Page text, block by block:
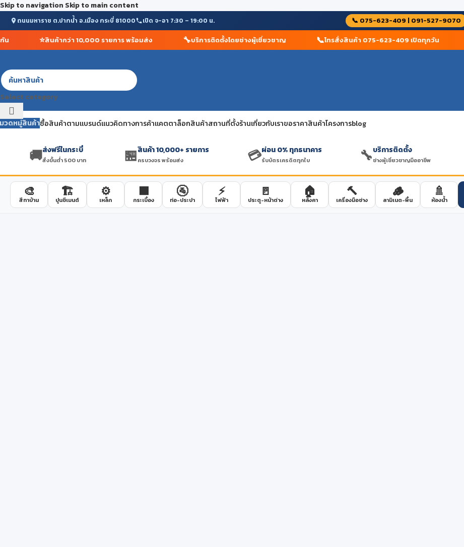
Skip to navigation Skip to main content
ถนนมหาราช ต.ปากน้ำ อ.เมือง กระบี่ 81000 เปิด จ-อา 7:30 – 19:00 น. 📞 075-623-409 | 091-527-9070
สินค้ากว่า 10,000 รายการ พร้อมส่ง บริการติดตั้งโดยช่างผู้เชี่ยวชาญ โทรสั่งสินค้า 075-623-409 เปิดทุกวัน
Select category
วดหมู่สินค้าซื้อสินค้าตามแบรนด์แนวคิดทางการค้าแคตตาล็อกสินค้าสถานที่ตั้งร้านเกี่ยวกับเราขอราคาสินค้าโครงการblog
🚚ส่งฟรีในกระบี่
สั่งขั้นต่ำ 500 บาท 🏪สินค้า 10,000+ รายการ
ครบวงจร พร้อมส่ง 💳ผ่อน 0% ทุกธนาคาร
รับบัตรเครดิตทุกใบ 🔧บริการติดตั้ง
ช่างผู้เชี่ยวชาญมืออาชีพ
🎨
สีทาบ้าน
🏗️
ปูนซีเมนต์
⚙️
เหล็ก
🟫
กระเบื้อง
🚰
ท่อ-ประปา
⚡
ไฟฟ้า
🚪
ประตู-หน้าต่าง
🏠
หลังคา
🔨
เครื่องมือช่าง
🪵
ลามิเนต-พื้น
🚿
ห้องน้ำ